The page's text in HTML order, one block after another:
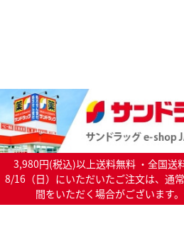
3,980円(税込)以上送料無料 ・全国送
8/16（日）にいただいたご注文は、通
間をいただく場合がございます